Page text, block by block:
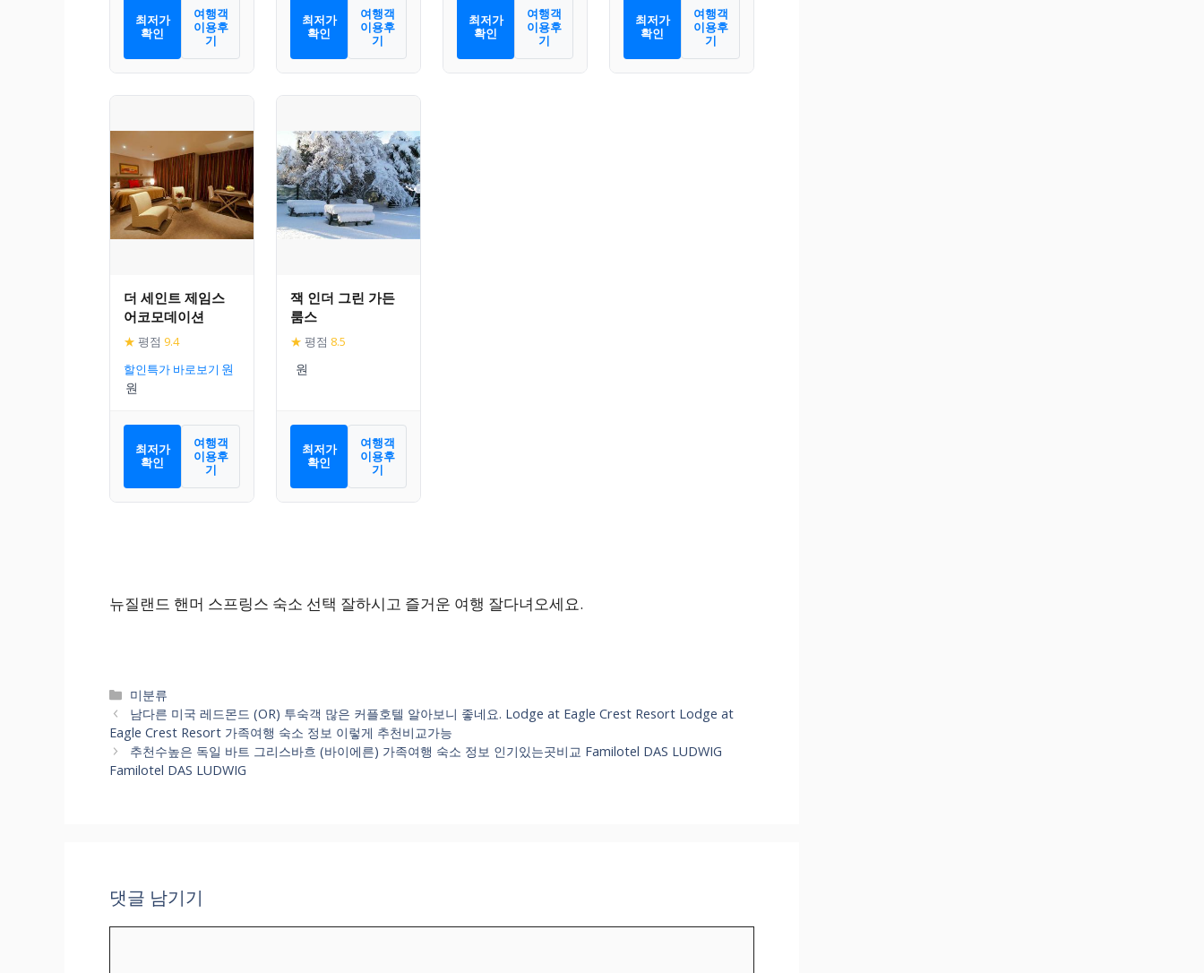
최저가
확인
여행객
이용후
기
최저가
확인
여행객
이용후
기
최저가
확인
여행객
이용후
기
최저가
확인
여행객
이용후
기
더 세인트 제임스
어코모데이션
★ 평점 9.4
할인특가 바로보기
최저가
확인
여행객
이용후
기
잭 인더 그린 가든
룸스
★ 평점 8.5
최저가
확인
여행객
이용후
기
뉴질랜드 핸머 스프링스 숙소 선택 잘하시고 즐거운 여행 잘다녀오세요.
카
테
고
리
미분류
남다른 미국 레드몬드 (OR) 투숙객 많은 커플호텔 알아보니 좋네요. Lodge at Eagle Crest Resort Lodge at
Eagle Crest Resort 가족여행 숙소 정보 이렇게 추천비교가능
추천수높은 독일 바트 그리스바흐 (바이에른) 가족여행 숙소 정보 인기있는곳비교 Familotel DAS LUDWIG
Familotel DAS LUDWIG
댓글 남기기